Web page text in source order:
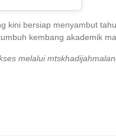
kini bersiap menyambut
kembang akademik
melalui